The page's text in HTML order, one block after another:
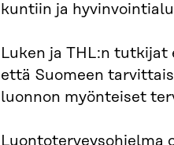
kuntiin ja
Luken ja THL:n
että Suomeen
luonnon myönteiset
Luontoterveysohjelma